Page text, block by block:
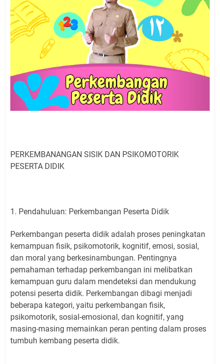
PERKEMBANANGAN SISIK DAN PSIKOMOTORIK
PESERTA DIDIK
1. Pendahuluan: Perkembangan Peserta Didik
Perkembangan peserta didik adalah proses peningkatan
kemampuan fisik, psikomotorik, kognitif, emosi, sosial,
dan moral yang berkesinambungan. Pentingnya
pemahaman terhadap perkembangan ini melibatkan
kemampuan guru dalam mendeteksi dan mendukung
potensi peserta didik. Perkembangan dibagi menjadi
beberapa kategori, yaitu perkembangan fisik,
psikomotorik, sosial-emosional, dan kognitif, yang
masing-masing memainkan peran penting dalam proses
tumbuh kembang peserta didik.